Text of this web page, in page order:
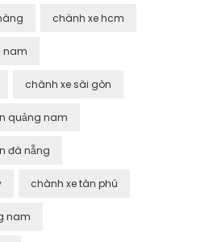
chành xe hcm
nam
chành xe sài gòn
quảng nam
đà nẵng
chành xe tân phú
nam